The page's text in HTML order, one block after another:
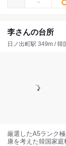
李さんの台所
日ノ出町駅 349m / 韓
厳選したA5ランク
康を考えた韓国家庭